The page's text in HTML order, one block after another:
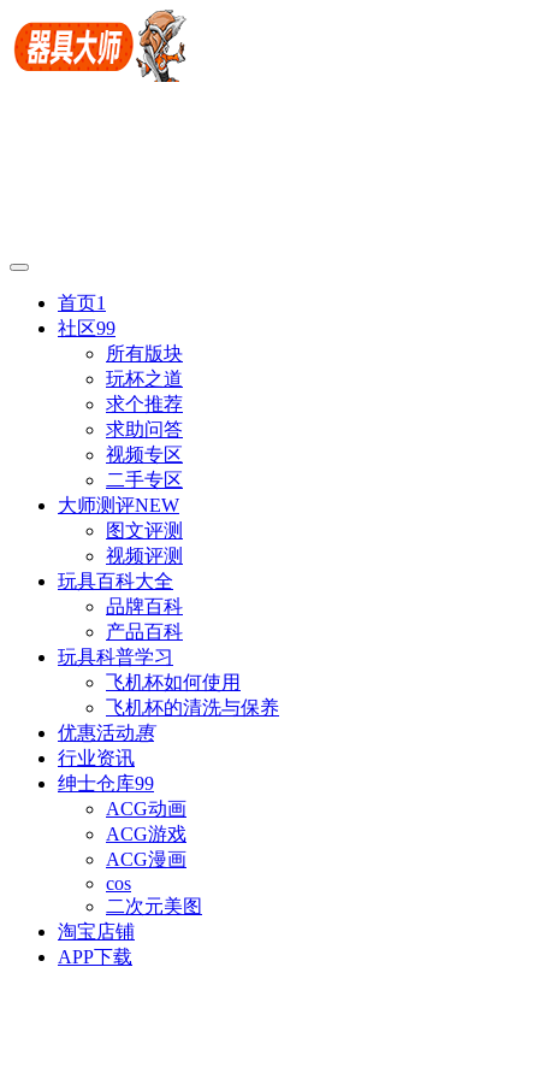
首页1
社区99
所有版块
玩杯之道
求个推荐
求助问答
视频专区
二手专区
大师测评NEW
图文评测
视频评测
玩具百科大全
品牌百科
产品百科
玩具科普学习
飞机杯如何使用
飞机杯的清洗与保养
优惠活动惠
行业资讯
绅士仓库99
ACG动画
ACG游戏
ACG漫画
cos
二次元美图
淘宝店铺
APP下载